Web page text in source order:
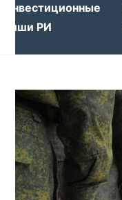
Инвестиционные
ниши РИ